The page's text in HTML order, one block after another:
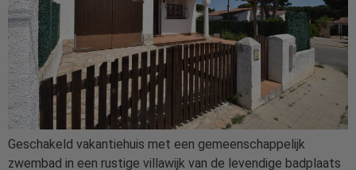
Geschakeld vakantiehuis met een gemeenschappelijk
zwembad in een rustige villawijk van de levendige badplaats